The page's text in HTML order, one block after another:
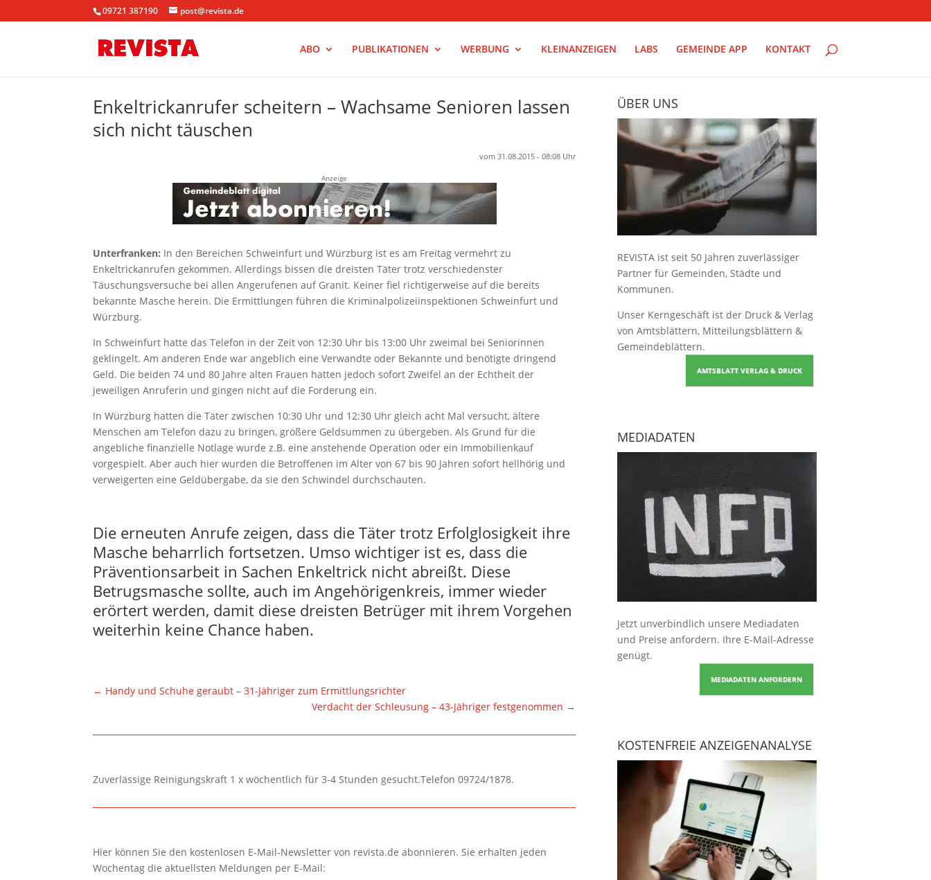
09721 387190 post@revista.de
ABO PUBLIKATIONEN WERBUNG KLEINANZEIGEN LABS GEMEINDE APP KONTAKT
Enkeltrickanrufer scheitern – Wachsame Senioren lassen
sich nicht täuschen
vom 31.08.2015 - 08:08 Uhr
Anzeige
Unterfranken: In den Bereichen Schweinfurt und Würzburg ist es am Freitag vermehrt zu
Enkeltrickanrufen gekommen. Allerdings bissen die dreisten Täter trotz verschiedenster
Täuschungsversuche bei allen Angerufenen auf Granit. Keiner fiel richtigerweise auf die bereits
bekannte Masche herein. Die Ermittlungen führen die Kriminalpolizeiinspektionen Schweinfurt und
Würzburg.
In Schweinfurt hatte das Telefon in der Zeit von 12:30 Uhr bis 13:00 Uhr zweimal bei Seniorinnen
geklingelt. Am anderen Ende war angeblich eine Verwandte oder Bekannte und benötigte dringend
Geld. Die beiden 74 und 80 Jahre alten Frauen hatten jedoch sofort Zweifel an der Echtheit der
jeweiligen Anruferin und gingen nicht auf die Forderung ein.
In Würzburg hatten die Täter zwischen 10:30 Uhr und 12:30 Uhr gleich acht Mal versucht, ältere
Menschen am Telefon dazu zu bringen, größere Geldsummen zu übergeben. Als Grund für die
angebliche finanzielle Notlage wurde z.B. eine anstehende Operation oder ein Immobilienkauf
vorgespielt. Aber auch hier wurden die Betroffenen im Alter von 67 bis 90 Jahren sofort hellhörig und
verweigerten eine Geldübergabe, da sie den Schwindel durchschauten.
Die erneuten Anrufe zeigen, dass die Täter trotz Erfolglosigkeit ihre
Masche beharrlich fortsetzen. Umso wichtiger ist es, dass die
Präventionsarbeit in Sachen Enkeltrick nicht abreißt. Diese
Betrugsmasche sollte, auch im Angehörigenkreis, immer wieder
erörtert werden, damit diese dreisten Betrüger mit ihrem Vorgehen
weiterhin keine Chance haben.
← Handy und Schuhe geraubt – 31-Jähriger zum Ermittlungsrichter
Verdacht der Schleusung – 43-Jähriger festgenommen →
Zuverlässige Reinigungskraft 1 x wöchentlich für 3-4 Stunden gesucht.Telefon 09724/1878.
Hier können Sie den kostenlosen E-Mail-Newsletter von revista.de abonnieren. Sie erhalten jeden
Wochentag die aktuellsten Meldungen per E-Mail:
ÜBER UNS
REVISTA ist seit 50 Jahren zuverlässiger
Partner für Gemeinden, Städte und
Kommunen.
Unser Kerngeschäft ist der Druck & Verlag
von Amtsblättern, Mitteilungsblättern &
Gemeindeblättern.
AMTSBLATT VERLAG & DRUCK
MEDIADATEN
Jetzt unverbindlich unsere Mediadaten
und Preise anfordern. Ihre E-Mail-Adresse
genügt.
MEDIADATEN ANFORDERN
KOSTENFREIE ANZEIGENANALYSE